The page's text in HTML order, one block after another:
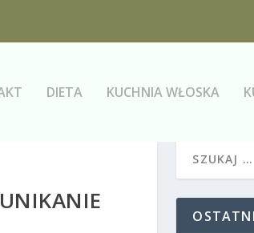
DIETA KUCHNIA WŁOSKA